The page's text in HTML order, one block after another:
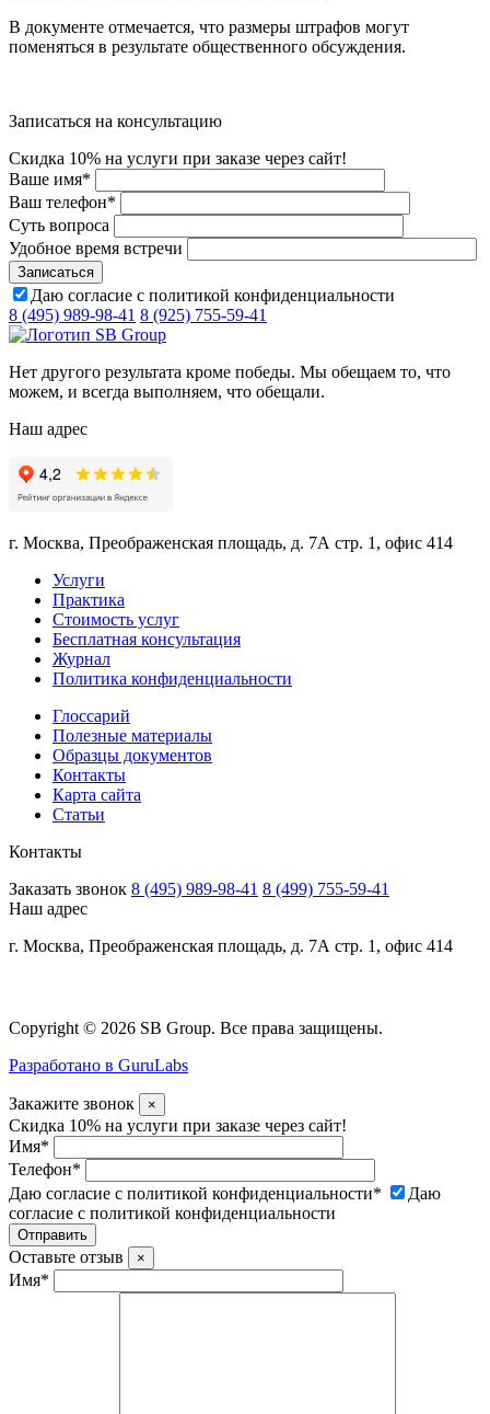
В документе отмечается, что размеры штрафов могут
поменяться в результате общественного обсуждения.
Записаться на консультацию
Скидка 10% на услуги при заказе через сайт!
Ваше имя*
Ваш телефон*
Суть вопроса
Удобное время встречи
Даю согласие с политикой конфиденциальности
8 (495) 989-98-41 8 (925) 755-59-41
Нет другого результата кроме победы. Мы обещаем то, что
можем, и всегда выполняем, что обещали.
Наш адрес
г. Москва, Преображенская площадь, д. 7А стр. 1, офис 414
Услуги
Практика
Стоимость услуг
Бесплатная консультация
Журнал
Политика конфиденциальности
Глоссарий
Полезные материалы
Образцы документов
Контакты
Карта сайта
Статьи
Контакты
Заказать звонок 8 (495) 989-98-41 8 (499) 755-59-41
Наш адрес
г. Москва, Преображенская площадь, д. 7А стр. 1, офис 414
Copyright © 2026 SB Group. Все права защищены.
Разработано в GuruLabs
Закажите звонок ×
Скидка 10% на услуги при заказе через сайт!
Имя*
Телефон*
Даю согласие с политикой конфиденциальности*
Даю
согласие с политикой конфиденциальности
Оставьте отзыв ×
Имя*